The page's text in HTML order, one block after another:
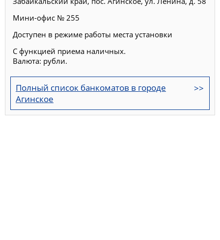
Мини-офис № 255
Доступен в режиме работы места установки
С функцией приема наличных.
Валюта: рубли.
Полный список банкоматов в городе
Агинское